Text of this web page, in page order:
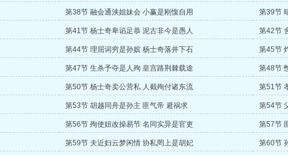
第38节 融会通浃姐妹会 小赢是刚愎自用 第39节
第41节 杨士奇卑谄足恭 泥古非今是愚人 第42节
第44节 理屈词穷是孙嫔 杨士奇落井下石 第45节
第47节 生杀予夺是人殉 皇宫路荆棘载途 第48节
第50节 杨士奇卖公营私 人截殉付诸东流 第51节
第53节 胡越同舟是孙主 匪气帝 避祸求 第54节
第56节 殉使妞改操易节 名同实异是官吏 第57节
第59节 夫近妇云梦闲情 协私罔上是胡妃 第60节